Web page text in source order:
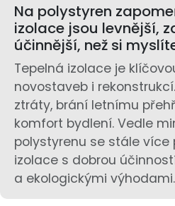
Na polystyren
izolace jsou levnější,
účinnější, než si
Tepelná izolace je
novostaveb i
ztráty, brání letnímu
komfort bydlení. Vedle
polystyrenu se stále více
izolace s dobrou
a ekologickými výhodami.